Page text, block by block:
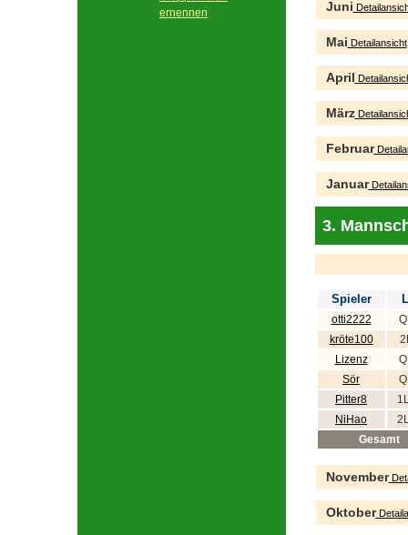
ernennen
Juni
Mai Detailansicht
April
März
Februar
Januar
3.
Spieler
otti2222
kröte100
Lizenz
Sör
Pitter8
NiHao
Gesamt
November
Oktober